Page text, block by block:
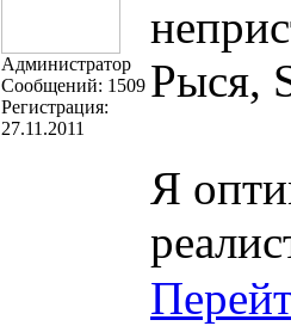
Администратор
Cообщений: 1509
Регистрация:
27.11.2011
Рыся,
Я